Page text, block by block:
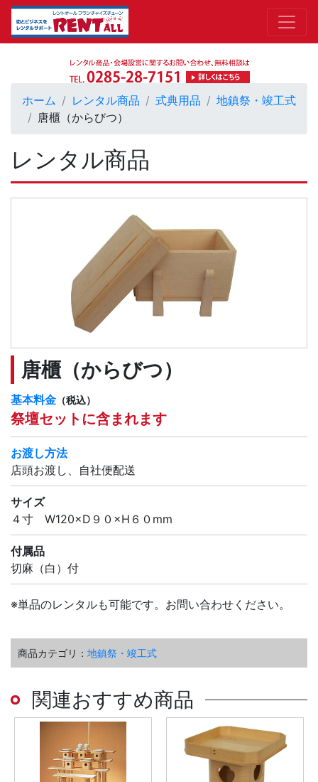
ホーム レンタル商品 式典用品
地鎮祭・竣工式
唐櫃（からびつ）
レンタル商品
唐櫃（からびつ）
基本料金 （税込）
祭壇セットに含まれます
お渡し方法
店頭お渡し、自社便配送
サイズ
４寸 W120×D９０×H６０mm
付属品
切麻（白）付
※単品のレンタルも可能です。お問い合わせください。
商品カテゴリ： 地鎮祭・竣工式
関連おすすめ商品